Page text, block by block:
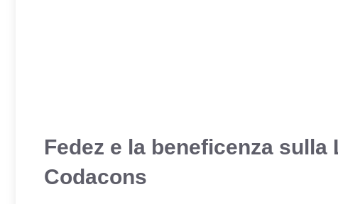
Fedez e la beneficenza
Codacons